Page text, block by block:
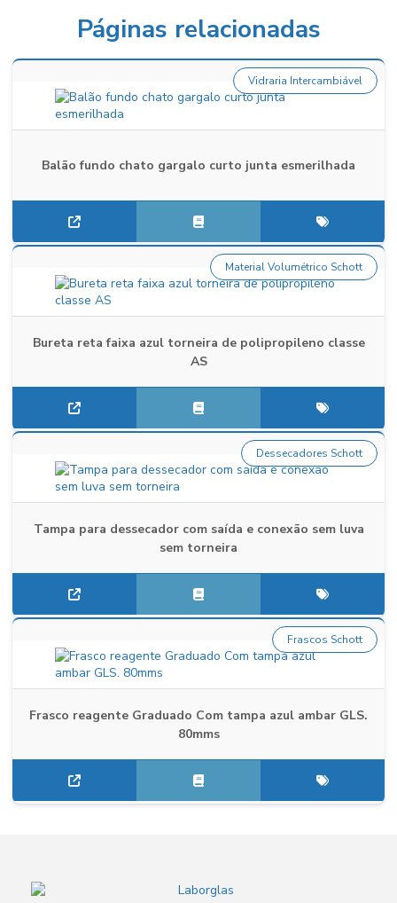
Páginas relacionadas
Balão fundo chato gargalo curto junta esmerilhada
Vidraria Intercambiável
Bureta reta faixa azul torneira de polipropileno classe
AS
Material Volumétrico Schott
Tampa para dessecador com saída e conexão sem luva
sem torneira
Dessecadores Schott
Frasco reagente Graduado Com tampa azul ambar GLS.
80mms
Frascos Schott